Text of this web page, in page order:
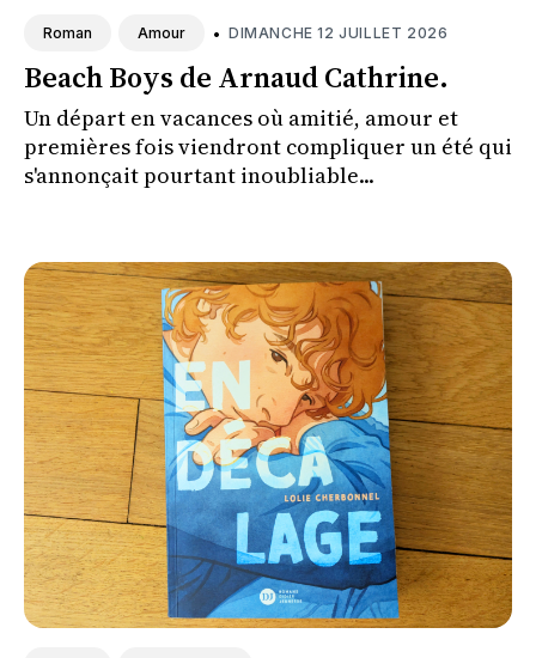
Roman Amour • DIMANCHE 12 JUILLET 2026
Beach Boys de Arnaud Cathrine.
Un départ en vacances où amitié, amour et
premières fois viendront compliquer un été qui
s'annonçait pourtant inoubliable...